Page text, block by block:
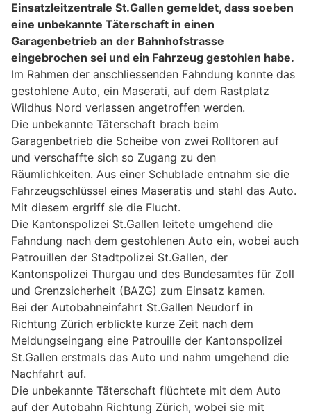
Einsatzleitzentrale St.Gallen gemeldet, dass soeben
eine unbekannte Täterschaft in einen
Garagenbetrieb an der Bahnhofstrasse
eingebrochen sei und ein Fahrzeug gestohlen habe.
Im Rahmen der anschliessenden Fahndung konnte das
gestohlene Auto, ein Maserati, auf dem Rastplatz
Wildhus Nord verlassen angetroffen werden.
Die unbekannte Täterschaft brach beim
Garagenbetrieb die Scheibe von zwei Rolltoren auf
und verschaffte sich so Zugang zu den
Räumlichkeiten. Aus einer Schublade entnahm sie die
Fahrzeugschlüssel eines Maseratis und stahl das Auto.
Mit diesem ergriff sie die Flucht.
Die Kantonspolizei St.Gallen leitete umgehend die
Fahndung nach dem gestohlenen Auto ein, wobei auch
Patrouillen der Stadtpolizei St.Gallen, der
Kantonspolizei Thurgau und des Bundesamtes für Zoll
und Grenzsicherheit (BAZG) zum Einsatz kamen.
Bei der Autobahneinfahrt St.Gallen Neudorf in
Richtung Zürich erblickte kurze Zeit nach dem
Meldungseingang eine Patrouille der Kantonspolizei
St.Gallen erstmals das Auto und nahm umgehend die
Nachfahrt auf.
Die unbekannte Täterschaft flüchtete mit dem Auto
auf der Autobahn Richtung Zürich, wobei sie mit